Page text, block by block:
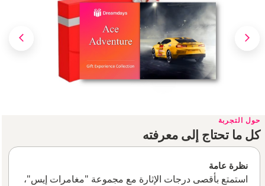
حول التجربة
كل ما تحتاج إلى معرفته
نظرة عامة
استمتع بأقصى درجات الإثارة مع مجموعة "مغامرات إيس"،